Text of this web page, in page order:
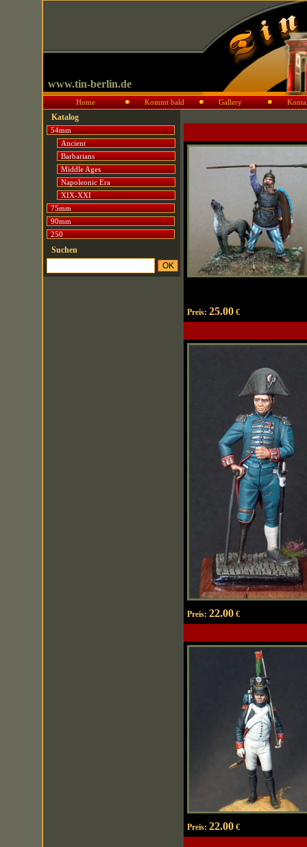
www.tin-berlin.de
Home Kommt bald Gallery
Katalog
54mm
Ancient
Barbarians
Middle Ages
Napoleonic Era
XIX-XXI
75mm
90mm
250
Suchen
Preis: 25.00€
Preis: 22.00€
Preis: 22.00€